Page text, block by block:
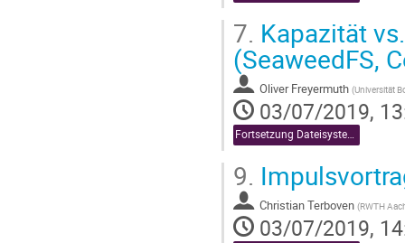
7. Kapazität
(SeaweedFS,
Oliver Freyermuth (Universität
03/07/2019,
Fortsetzung Dateisysteme, Forschungsdatenmanagement und Sonstiges
9.
Christian Terboven (RWTH
03/07/2019,